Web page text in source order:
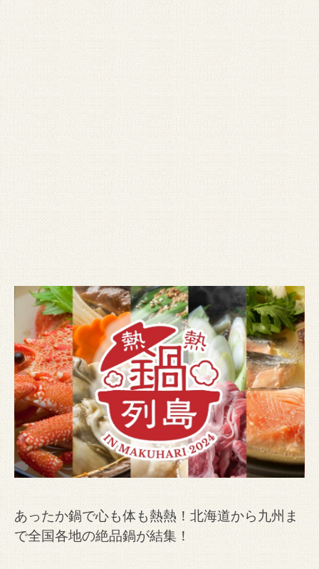
あったか鍋で心も体も熱熱！ 北海道から九州ま
で全国各地の絶品鍋が結集！